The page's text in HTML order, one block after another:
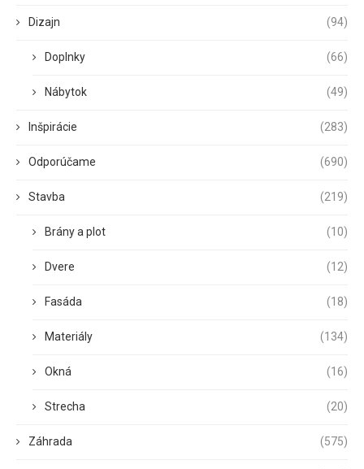
Dizajn (94)
Doplnky (66)
Nábytok (49)
Inšpirácie (283)
Odporúčame (690)
Stavba (219)
Brány a plot (10)
Dvere (12)
Fasáda (18)
Materiály (134)
Okná (16)
Strecha (20)
Záhrada (575)